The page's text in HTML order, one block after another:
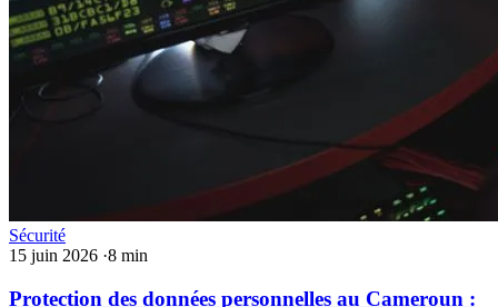
Sécurité
15 juin 2026 ·8 min
Protection des données personnelles au Cameroun :